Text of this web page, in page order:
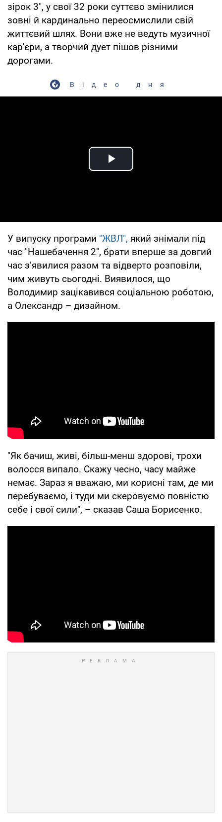
зірок 3", у свої 32 роки суттєво змінилися
зовні й кардинально переосмислили свій
життєвий шлях. Вони вже не ведуть музичної
кар'єри, а творчий дует пішов різними
дорогами.
Відео дня
Play Video
У випуску програми "ЖВЛ", який знімали під
час "Нашебачення 2", брати вперше за довгий
час з’явилися разом та відверто розповіли,
чим живуть сьогодні. Виявилося, що
Володимир зацікавився соціальною роботою,
а Олександр – дизайном.
"Як бачиш, живі, більш-менш здорові, трохи
волосся випало. Скажу чесно, часу майже
немає. Зараз я вважаю, ми корисні там, де ми
перебуваємо, і туди ми скеровуємо повністю
себе і свої сили", – сказав Саша Борисенко.